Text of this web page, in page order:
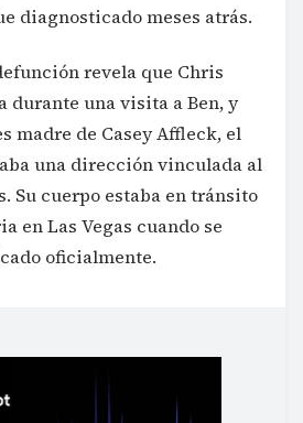
diagnosticado meses atrás.
revela que Chris
durante una visita a Ben, y
madre de Casey Affleck, el
una dirección vinculada al
Su cuerpo estaba en tránsito
en Las Vegas cuando se
oficialmente.